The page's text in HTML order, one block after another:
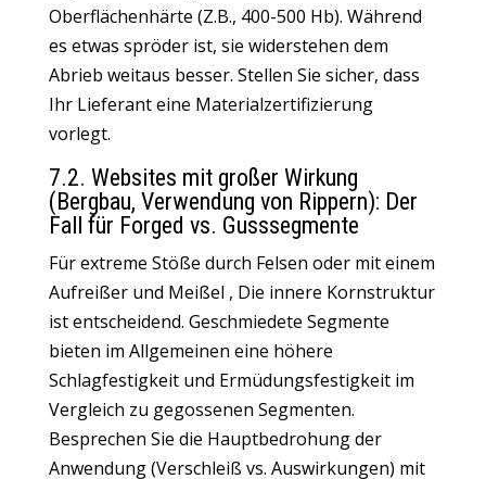
Oberflächenhärte (Z.B., 400-500 Hb). Während
es etwas spröder ist, sie widerstehen dem
Abrieb weitaus besser. Stellen Sie sicher, dass
Ihr Lieferant eine Materialzertifizierung
vorlegt.
7.2. Websites mit großer Wirkung
(Bergbau, Verwendung von Rippern): Der
Fall für Forged vs. Gusssegmente
Für extreme Stöße durch Felsen oder mit einem
Aufreißer und Meißel , Die innere Kornstruktur
ist entscheidend. Geschmiedete Segmente
bieten im Allgemeinen eine höhere
Schlagfestigkeit und Ermüdungsfestigkeit im
Vergleich zu gegossenen Segmenten.
Besprechen Sie die Hauptbedrohung der
Anwendung(Verschleiß vs. Auswirkungen) mit